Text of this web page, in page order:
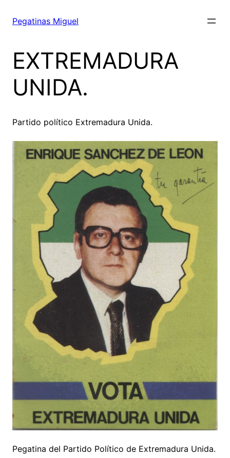
Pegatinas Miguel
EXTREMADURA
UNIDA.
Partido político Extremadura Unida.
Pegatina del Partido Político de Extremadura Unida.